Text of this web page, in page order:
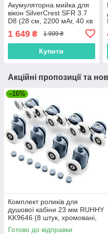
Акумуляторна мийка для
вікон SilverCrest SFR 3.7
D8 (28 см, 2200 мАг, 40 хв
1 649 ₴ 1 999 ₴
Купити
Акційні пропозиції та
–16%
Комплект роликів для
душової кабіни 23 мм RUHHY
KK9646 (8 штук, хромовані,
універсальні)
Готово до відправки